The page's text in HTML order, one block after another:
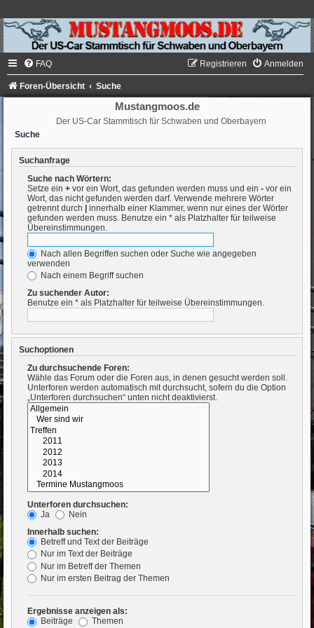
FAQ Anmelden
Registrieren
Foren-Übersicht Suche
Mustangmoos.de
Der US-Car Stammtisch für Schwaben und Oberbayern
Suche
Suchanfrage
Suche nach Wörtern:
Setze ein + vor ein Wort, das gefunden werden muss und ein - vor ein
Wort, das nicht gefunden werden darf. Verwende mehrere Wörter
getrennt durch | innerhalb einer Klammer, wenn nur eines der Wörter
gefunden werden muss. Benutze ein * als Platzhalter für teilweise
Übereinstimmungen.
Nach allen Begriffen suchen oder Suche wie angegeben
verwenden
Nach einem Begriff suchen
Zu suchender Autor:
Benutze ein * als Platzhalter für teilweise Übereinstimmungen.
Suchoptionen
Zu durchsuchende Foren:
Wähle das Forum oder die Foren aus, in denen gesucht werden soll.
Unterforen werden automatisch mit durchsucht, sofern du die Option
„Unterforen durchsuchen“ unten nicht deaktivierst.
Unterforen durchsuchen:
Ja
Nein
Innerhalb suchen:
Betreff und Text der Beiträge
Nur im Text der Beiträge
Nur im Betreff der Themen
Nur im ersten Beitrag der Themen
Ergebnisse anzeigen als:
Beiträge
Themen